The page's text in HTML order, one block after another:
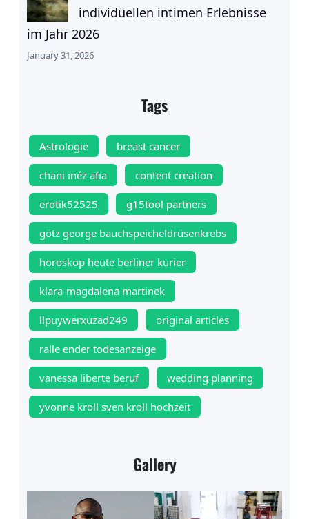
individuellen intimen Erlebnisse
im Jahr 2026
January 31, 2026
Tags
Astrologie breast cancer
chani inéz afia content creation
erotik52525 g15tool partners
götz george bauchspeicheldrüsenkrebs
horoskop heute berliner kurier
klara-magdalena martinek
llpuywerxuzad249 original articles
ralle ender todesanzeige
vanessa liberte beruf wedding planning
yvonne kroll sven kroll hochzeit
Gallery